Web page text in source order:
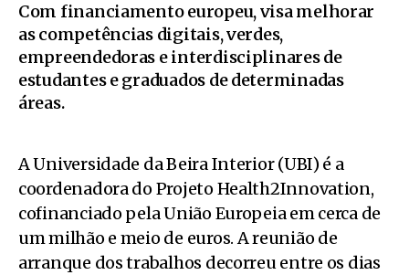
Com financiamento europeu, visa melhorar
as competências digitais, verdes,
empreendedoras e interdisciplinares de
estudantes e graduados de determinadas
áreas.
A Universidade da Beira Interior (UBI) é a
coordenadora do Projeto Health2Innovation,
cofinanciado pela União Europeia em cerca de
um milhão e meio de euros. A reunião de
arranque dos trabalhos decorreu entre os dias